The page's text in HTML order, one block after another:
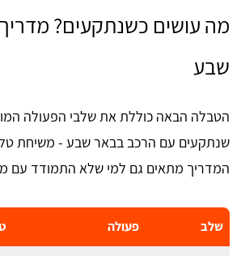
מה עושים כשנתקעים?
שבע
הטבלה הבאה כוללת את שלבי הפעולה
שנתקעים עם הרכב בבאר שבע - משיחת
המדריך מתאים גם למי שלא התמודד עם
שלב פעולה